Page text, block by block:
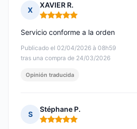
X
XAVIER R.
Nota: 5 de 5
Publicado el 02/04/2026 à 08h59
tras una compra de 24/03/2026
Servicio conforme a la orden
Opinión traducida
S
Stéphane P.
Nota: 5 de 5